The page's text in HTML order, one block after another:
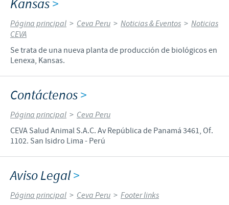
Kansas>
Página principal > Ceva Peru > Noticias & Eventos > Noticias
CEVA
Se trata de una nueva planta de producción de biológicos en
Lenexa, Kansas.
Contáctenos>
Página principal > Ceva Peru
CEVA Salud Animal S.A.C. Av República de Panamá 3461, Of.
1102. San Isidro Lima - Perú
Aviso Legal>
Página principal > Ceva Peru > Footer links